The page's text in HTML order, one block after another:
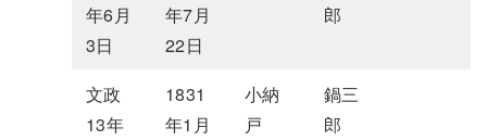
年6月
3日
年7月
22日
郎
文政
13年
1831
年1月
小納
戸
鍋三
郎